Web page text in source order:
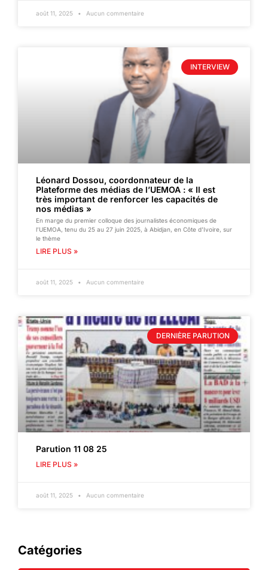
août 11, 2025 Aucun commentaire
INTERVIEW
Léonard Dossou, coordonnateur de la
Plateforme des médias de l’UEMOA : « Il est
très important de renforcer les capacités de
nos médias »
En marge du premier colloque des journalistes économiques de
l’UEMOA, tenu du 25 au 27 juin 2025, à Abidjan, en Côte d’Ivoire, sur
le thème
LIRE PLUS »
août 11, 2025 Aucun commentaire
DERNIÈRE PARUTION
Parution 11 08 25
LIRE PLUS »
août 11, 2025 Aucun commentaire
Catégories